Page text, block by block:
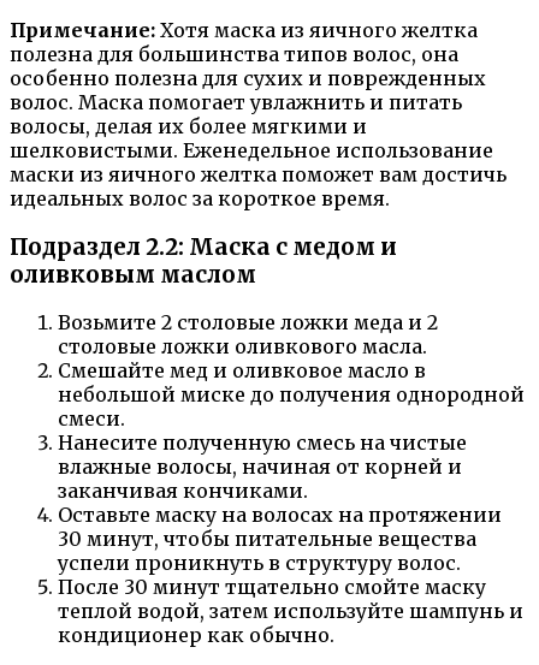
Примечание: Хотя маска из яичного желтка
полезна для большинства типов волос, она
особенно полезна для сухих и поврежденных
волос. Маска помогает увлажнить и питать
волосы, делая их более мягкими и
шелковистыми. Еженедельное использование
маски из яичного желтка поможет вам достичь
идеальных волос за короткое время.
Подраздел 2.2: Маска с медом и
оливковым маслом
Возьмите 2 столовые ложки меда и 2
столовые ложки оливкового масла.
Смешайте мед и оливковое масло в
небольшой миске до получения однородной
смеси.
Нанесите полученную смесь на чистые
влажные волосы, начиная от корней и
заканчивая кончиками.
Оставьте маску на волосах на протяжении
30 минут, чтобы питательные вещества
успели проникнуть в структуру волос.
После 30 минут тщательно смойте маску
теплой водой, затем используйте шампунь и
кондиционер как обычно.